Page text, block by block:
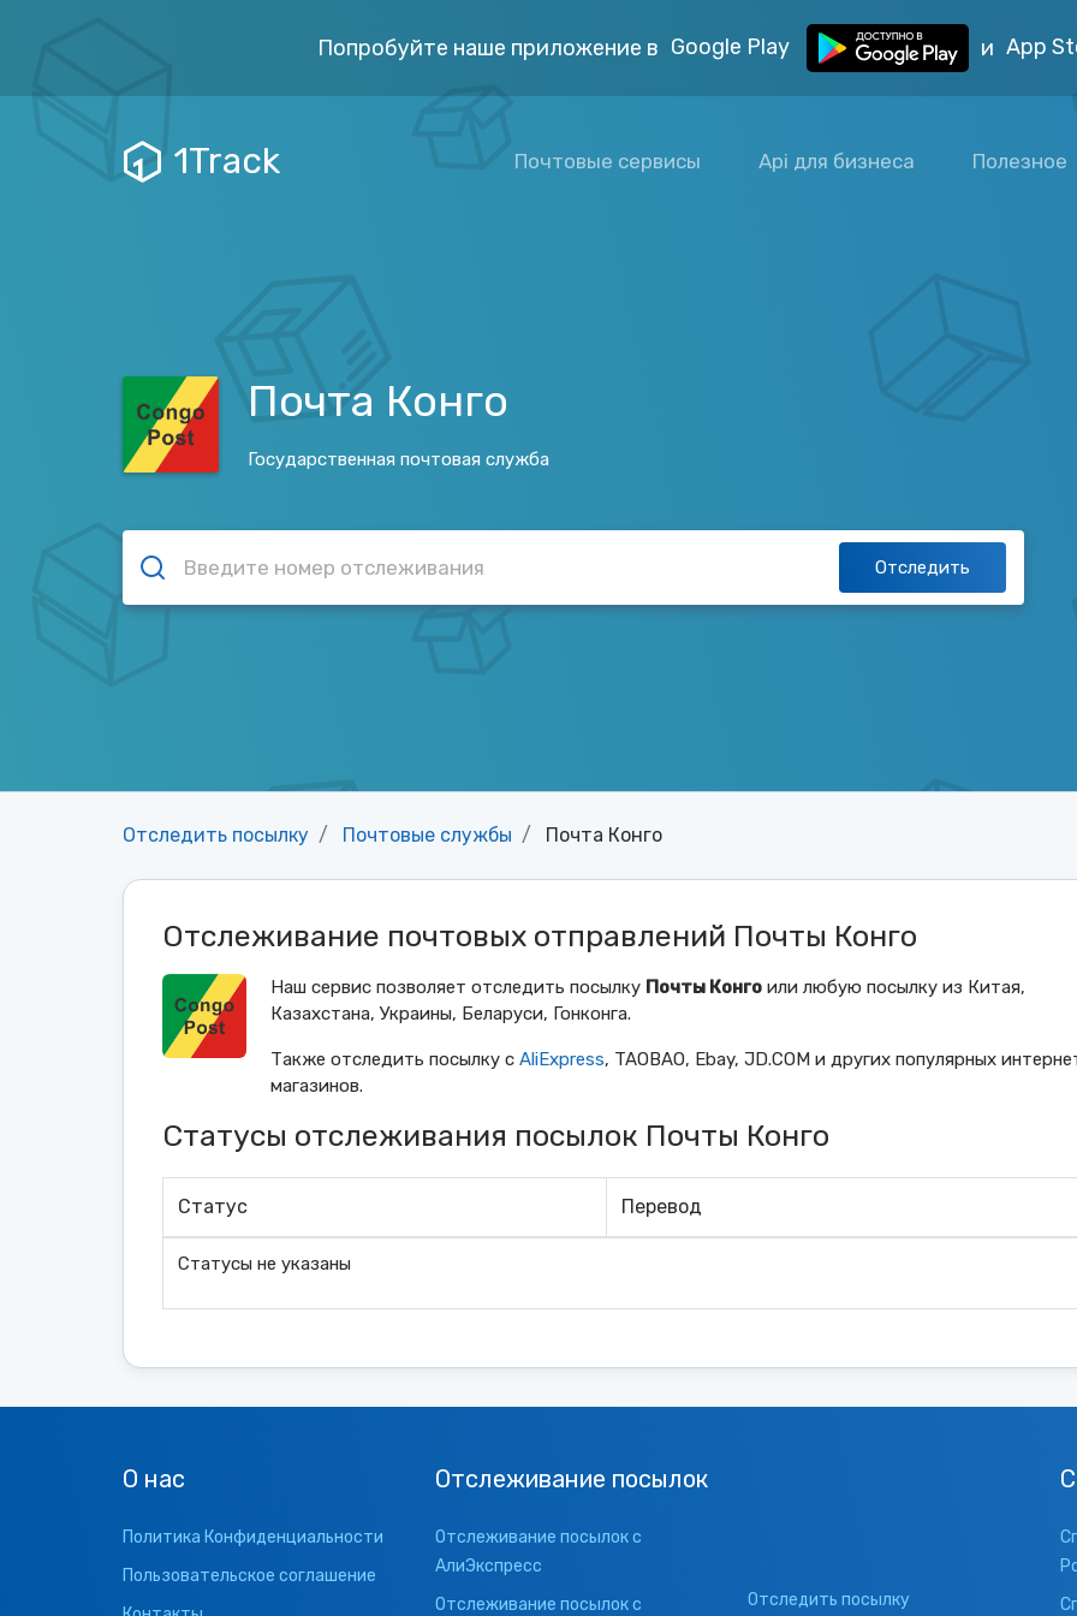
Попробуйте наше приложение в Google Play и App
1Track Почтовые сервисы Api для бизнеса Полезное
Почта Конго
Государственная почтовая служба
Отследить
Отследить посылку Почтовые службы Почта Конго
Отслеживание почтовых отправлений Почты Конго
Наш сервис позволяет отследить посылку Почты Конго или любую посылку из Китая,
Казахстана, Украины, Беларуси, Гонконга.
Также отследить посылку с AliExpress, TAOBAO, Ebay, JD.COM и других популярных
магазинов.
Статусы отслеживания посылок Почты Конго
Статус Перевод
Статусы не указаны
О нас
Политика Конфиденциальности
Пользовательское соглашение
Отслеживание посылок
Отслеживание посылок с
АлиЭкспресс
Отслеживание посылок с
Отследить посылку